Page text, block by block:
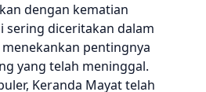
dengan kematian
sering diceritakan dalam
pentingnya
yang telah meninggal.
Keranda Mayat telah